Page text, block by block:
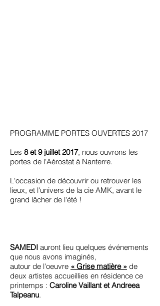
PROGRAMME PORTES OUVERTES 2017
Les 8 et 9 juillet 2017, nous ouvrons les
portes de l'Aérostat à Nanterre.
L'occasion de découvrir ou retrouver les
lieux, et l'univers de la cie AMK, avant le
grand lâcher de l'été !
SAMEDI auront lieu quelques événements
que nous avons imaginés,
autour de l'oeuvre « Grise matière » de
deux artistes accueillies en résidence ce
printemps : Caroline Vaillant et Andreea
Talpeanu.